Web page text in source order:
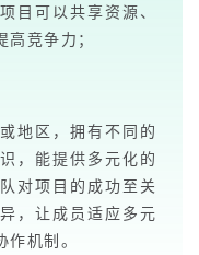
目可以共享资源、
竞争力；
地区，拥有不同的
，能提供多元化的
对项目的成功至关
，让成员适应多元
机制。